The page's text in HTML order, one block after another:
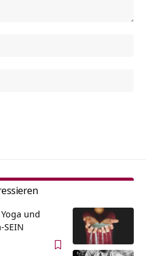
und